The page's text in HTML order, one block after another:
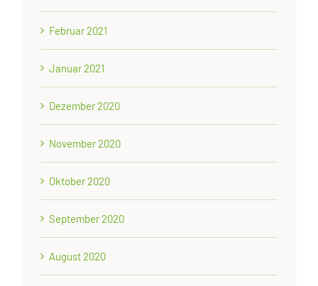
Februar 2021
Januar 2021
Dezember 2020
November 2020
Oktober 2020
September 2020
August 2020